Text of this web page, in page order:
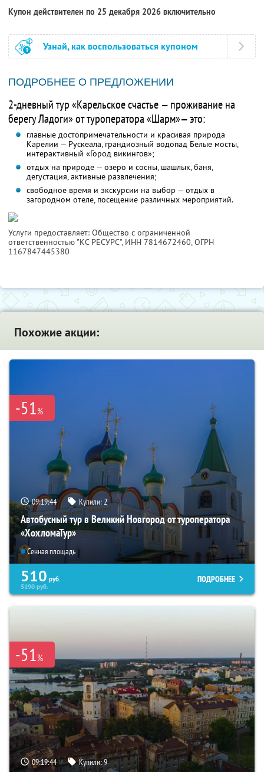
Купон действителен по 25 декабря 2026 включительно
Узнай, как воспользоваться купоном
ПОДРОБНЕЕ О ПРЕДЛОЖЕНИИ
2-дневный тур «Карельское счастье — проживание на
берегу Ладоги» от туроператора «Шарм»— это:
главные достопримечательности и красивая природа
Карелии — Рускеала, грандиозный водопад Белые мосты,
интерактивный «Город викингов»;
отдых на природе — озеро и сосны, шашлык, баня,
дегустация, активные развлечения;
свободное время и экскурсии на выбор — отдых в
загородном отеле, посещение различных мероприятий.
Услуги предоставляет: Общество с ограниченной
ответственностью "КС РЕСУРС", ИНН 7814672460, ОГРН
1167847445380
Похожие акции:
-51%
09:19:43 Купили:2
Автобусный тур в Великий Новгород от туроператора
«ХохломаТур»
Сенная площадь
510 руб.
5190руб.
ПОДРОБНЕЕ
-51%
09:19:43 Купили:9